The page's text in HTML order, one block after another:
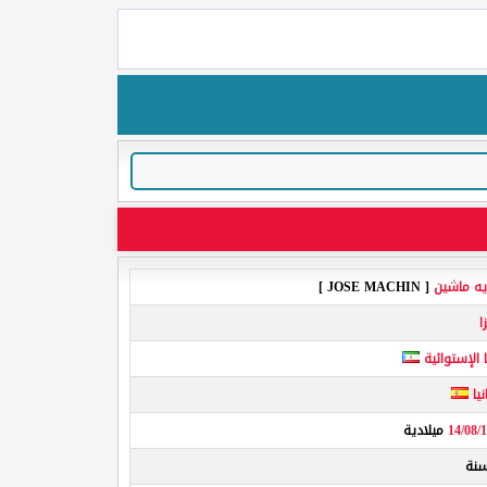
ماشين [ JOSE MACHIN ]
الإستوائية
14/08/ ميلادية